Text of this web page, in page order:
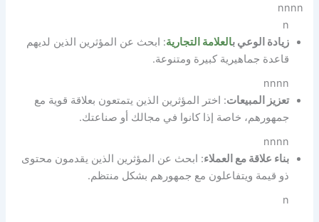
nnnn
n
زيادة الوعي بالعلامة التجارية: ابحث عن المؤثرين الذين لديهم
قاعدة جماهيرية كبيرة ومتنوعة.
nnnn
تعزيز المبيعات: اختر المؤثرين الذين يتمتعون بعلاقة قوية مع
جمهورهم، خاصة إذا كانوا في مجالك أو صناعتك.
nnnn
بناء علاقة مع العملاء: ابحث عن المؤثرين الذين يقدمون محتوى
ذو قيمة ويتفاعلون مع جمهورهم بشكل منتظم.
n